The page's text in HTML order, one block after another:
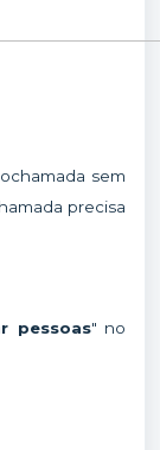
sem
precisa
pessoas" no